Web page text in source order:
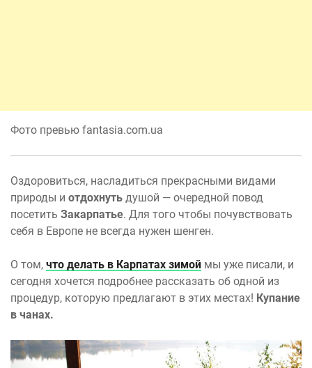
Фото превью fantasia.com.ua
Оздоровиться, насладиться прекрасными видами
природы и отдохнуть душой — очередной повод
посетить Закарпатье. Для того чтобы почувствовать
себя в Европе не всегда нужен шенген.
О том, что делать в Карпатах зимой мы уже писали, и
сегодня хочется подробнее рассказать об одной из
процедур, которую предлагают в этих местах! Купание
в чанах.